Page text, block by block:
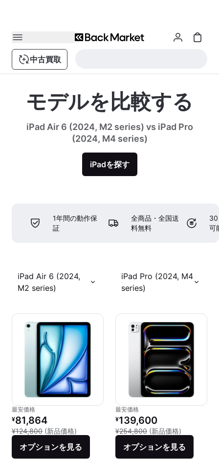
中古買取
モデルを比較する
iPad Air 6 (2024, M2 series) vs iPad Pro
(2024, M4 series)
iPadを探す
1年間の動作保
証
全商品・全国送
料無料
30
可
iPad Air 6 (2024,
M2 series)
iPad Pro (2024, M4
series)
最安価格
リファービッシュ品の価格：
¥81,864
¥124,800 (新品価格) 新品との比較：¥124,800
オプションを見る
最安価格
リファービッシュ品の価格：
¥139,600
¥254,800 (新品価格)
オプションを見る